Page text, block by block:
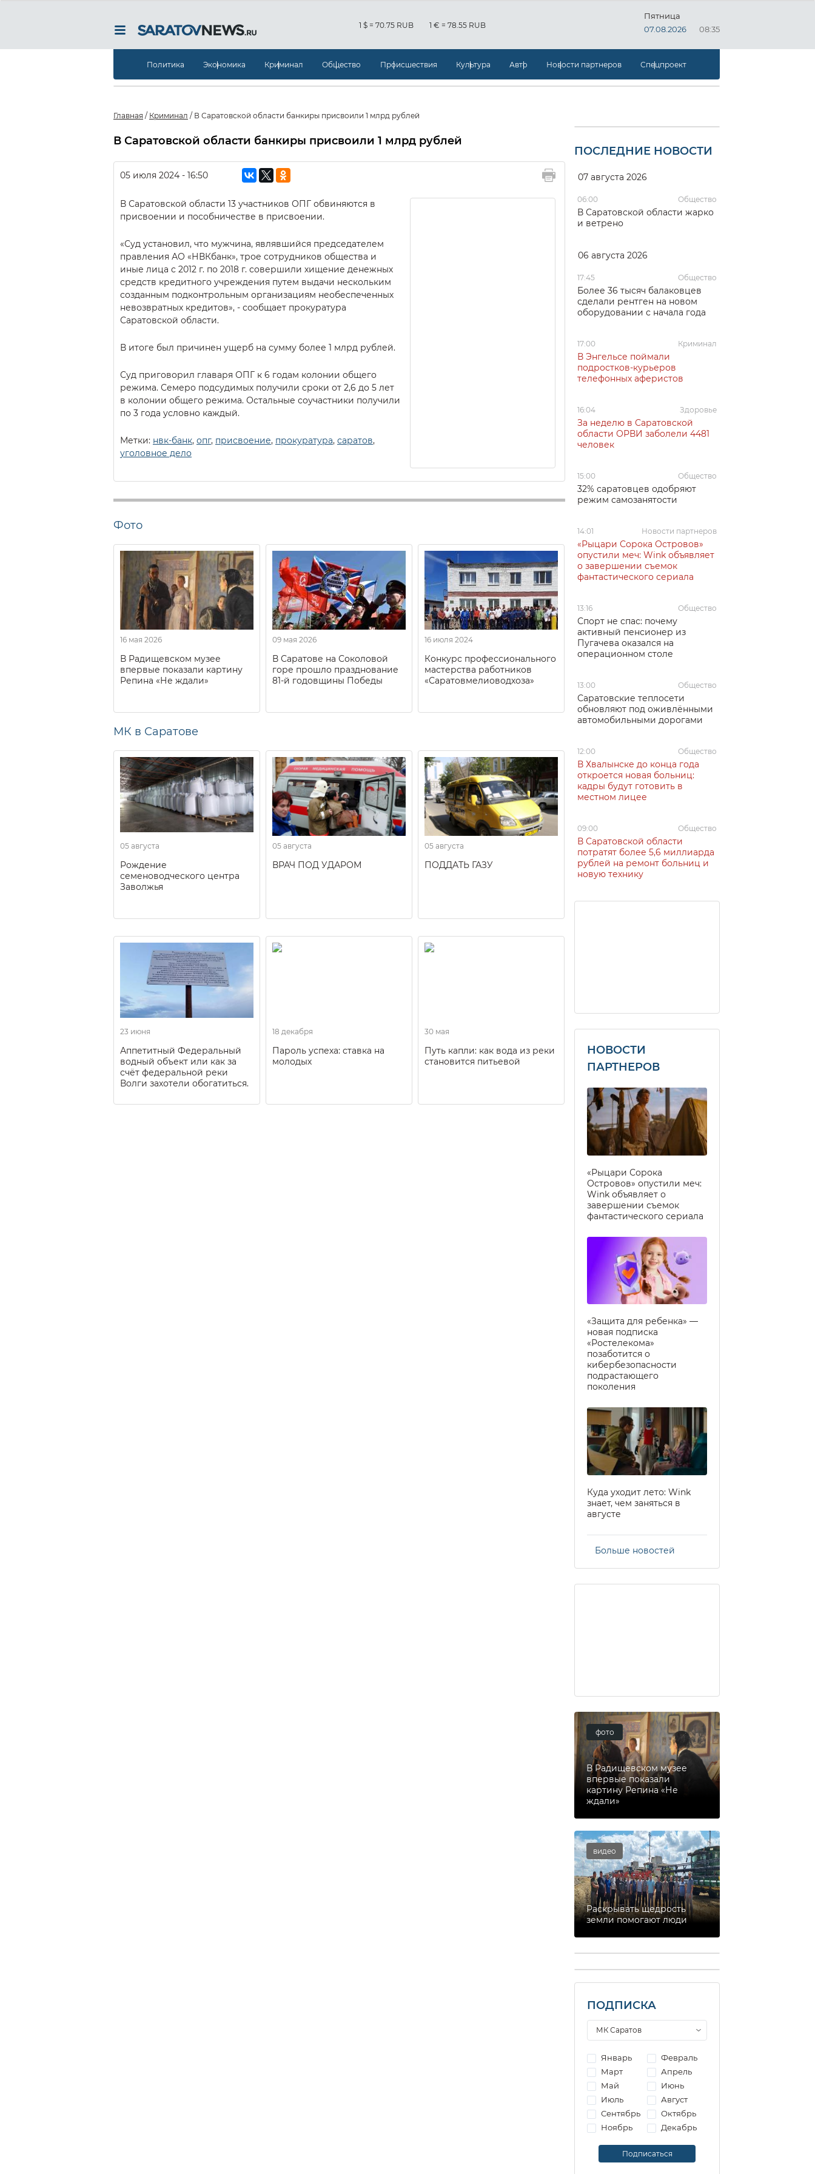
1 $ = 70.75 RUB 1 € = 78.55 RUB
Пятница
07.08.2026
08:35
Политика Экономика Криминал Общество Происшествия Культура Авто Новости партнеров Спецпроект
Главная / Криминал / В Саратовской области банкиры присвоили 1 млрд рублей
В Саратовской области банкиры присвоили 1 млрд рублей
05 июля 2024 - 16:50
В Саратовской области 13 участников ОПГ обвиняются в
присвоении и пособничестве в присвоении.
«Суд установил, что мужчина, являвшийся председателем
правления АО «НВКбанк», трое сотрудников общества и
иные лица с 2012 г. по 2018 г. совершили хищение денежных
средств кредитного учреждения путем выдачи нескольким
созданным подконтрольным организациям необеспеченных
невозвратных кредитов», - сообщает прокуратура
Саратовской области.
В итоге был причинен ущерб на сумму более 1 млрд рублей.
Суд приговорил главаря ОПГ к 6 годам колонии общего
режима. Семеро подсудимых получили сроки от 2,6 до 5 лет
в колонии общего режима. Остальные соучастники получили
по 3 года условно каждый.
Метки: нвк-банк, опг, присвоение, прокуратура, саратов,
уголовное дело
Фото
16 мая 2026
В Радищевском музее
впервые показали картину
Репина «Не ждали»
09 мая 2026
В Саратове на Соколовой
горе прошло празднование
81-й годовщины Победы
16 июля 2024
Конкурс профессионального
мастерства работников
«Саратовмелиоводхоза»
МК в Саратове
05 августа
Рождение
семеноводческого центра
Заволжья
05 августа
ВРАЧ ПОД УДАРОМ
05 августа
ПОДДАТЬ ГАЗУ
23 июня
Аппетитный Федеральный
водный объект или как за
счёт федеральной реки
Волги захотели обогатиться.
18 декабря
Пароль успеха: ставка на
молодых
30 мая
Путь капли: как вода из реки
становится питьевой
ПОСЛЕДНИЕ НОВОСТИ
07 августа 2026
06:00 Общество
В Саратовской области жарко
и ветрено
06 августа 2026
17:45 Общество
Более 36 тысяч балаковцев
сделали рентген на новом
оборудовании с начала года
17:00 Криминал
В Энгельсе поймали
подростков-курьеров
телефонных аферистов
16:04 Здоровье
За неделю в Саратовской
области ОРВИ заболели 4481
человек
15:00 Общество
32% саратовцев одобряют
режим самозанятости
14:01 Новости партнеров
«Рыцари Сорока Островов»
опустили меч: Wink объявляет
о завершении съемок
фантастического сериала
13:16 Общество
Спорт не спас: почему
активный пенсионер из
Пугачева оказался на
операционном столе
13:00 Общество
Саратовские теплосети
обновляют под оживлёнными
автомобильными дорогами
12:00 Общество
В Хвалынске до конца года
откроется новая больниц:
кадры будут готовить в
местном лицее
09:00 Общество
В Саратовской области
потратят более 5,6 миллиарда
рублей на ремонт больниц и
новую технику
НОВОСТИ
ПАРТНЕРОВ
«Рыцари Сорока
Островов» опустили меч:
Wink объявляет о
завершении съемок
фантастического сериала
«Защита для ребенка» —
новая подписка
«Ростелекома»
позаботится о
кибербезопасности
подрастающего
поколения
Куда уходит лето: Wink
знает, чем заняться в
августе
Больше новостей
фото
В Радищевском музее
впервые показали
картину Репина «Не
ждали»
видео
Раскрывать щедрость
земли помогают люди
ПОДПИСКА
Январь
Февраль
Март
Апрель
Май
Июнь
Июль
Август
Сентябрь
Октябрь
Ноябрь
Декабрь